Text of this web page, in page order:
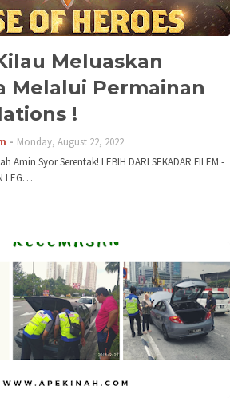
Meluaskan
Melalui Permainan
!
Monday, August 22, 2022
Amin Syor Serentak! LEBIH DARI SEKADAR FILEM -
LEG…